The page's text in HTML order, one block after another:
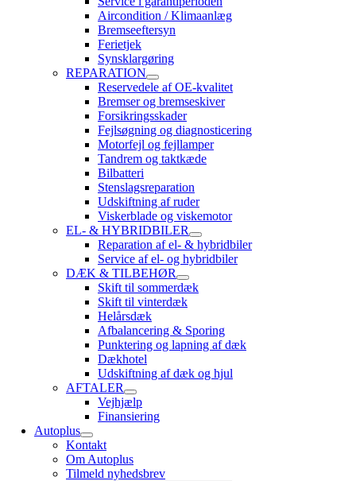
Aircondition / Klimaanlæg
Bremseeftersyn
Ferietjek
Synsklargøring
REPARATION
Reservedele af OE-kvalitet
Bremser og bremseskiver
Forsikringsskader
Fejlsøgning og diagnosticering
Motorfejl og fejllamper
Tandrem og taktkæde
Bilbatteri
Stenslagsreparation
Udskiftning af ruder
Viskerblade og viskemotor
EL- & HYBRIDBILER
Reparation af el- & hybridbiler
Service af el- og hybridbiler
DÆK & TILBEHØR
Skift til sommerdæk
Skift til vinterdæk
Helårsdæk
Afbalancering & Sporing
Punktering og lapning af dæk
Dækhotel
Udskiftning af dæk og hjul
AFTALER
Vejhjælp
Finansiering
Autoplus
Kontakt
Om Autoplus
Tilmeld nyhedsbrev